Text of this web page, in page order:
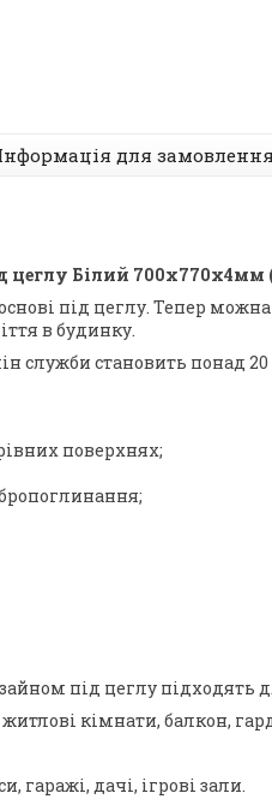
для замовлення
цеглу Білий 700х770х4мм
під цеглу. Тепер
в будинку.
служби становить понад 20
поверхнях;
під цеглу підходять
кімнати, балкон,
гаражі, дачі, ігрові зали.